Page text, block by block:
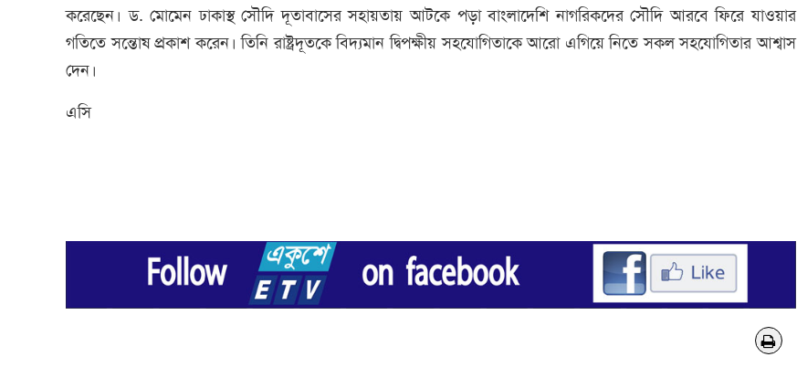
করেছেন। ড. মোমেন ঢাকাস্থ সৌদি দূতাবাসের সহায়তায় আটকে পড়া বাংলাদেশি নাগরিকদের সৌদি আরবে ফিরে যাওয়ার
গতিতে সন্তোষ প্রকাশ করেন। তিনি রাষ্ট্রদূতকে বিদ্যমান দ্বিপক্ষীয় সহযোগিতাকে আরো এগিয়ে নিতে সকল সহযোগিতার আশ্বাস
দেন।
এসি